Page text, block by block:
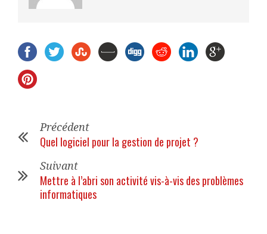
Précédent
Quel logiciel pour la gestion de projet ?
Suivant
Mettre à l’abri son activité vis-à-vis des problèmes
informatiques